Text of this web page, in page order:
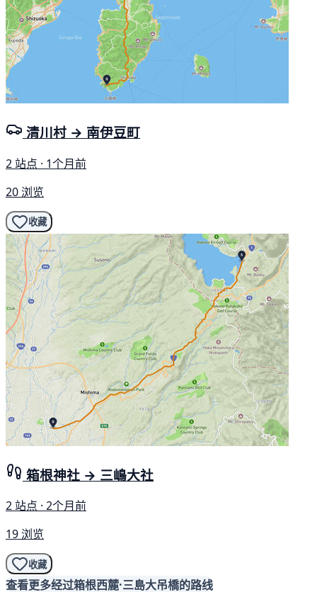
清川村 → 南伊豆町
2 站点 · 1个月前
20 浏览
收藏
箱根神社 → 三嶋大社
2 站点 · 2个月前
19 浏览
收藏
查看更多经过箱根西麓·三島大吊橋的路线